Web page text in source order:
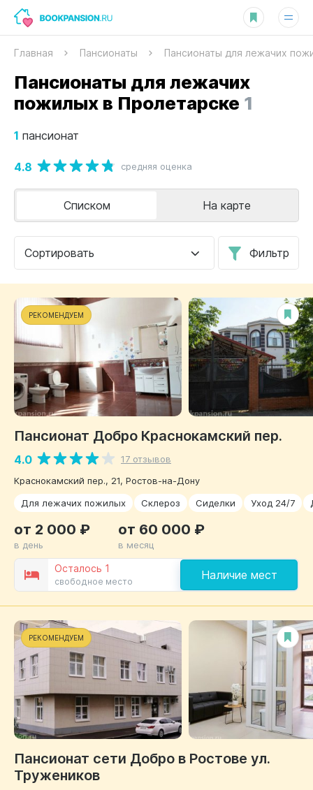
Главная Пансионаты Пансионаты для лежачих
Пансионаты для лежачих
пожилых в Пролетарске 1
1 пансионат
4.8 средняя оценка
Сортировать Фильтр
Списком На карте
РЕКОМЕНДУЕМ
Пансионат Добро Краснокамский пер.
4.0
17 отзывов
Краснокамский пер., 21, Ростов-на-Дону
Для лежачих пожилых
Склероз Сиделки Уход 24/7
Осталось 1
свободное место Наличие мест
от 2 000 ₽
в день
от 60 000 ₽
в месяц
РЕКОМЕНДУЕМ
Пансионат сети Добро в Ростове ул.
Тружеников